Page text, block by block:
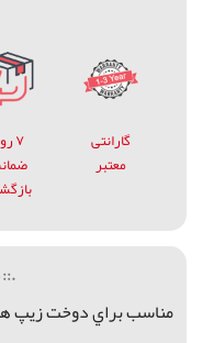
گارانتی
معتبر
۷
مناسب براي دوخت زيپ ها